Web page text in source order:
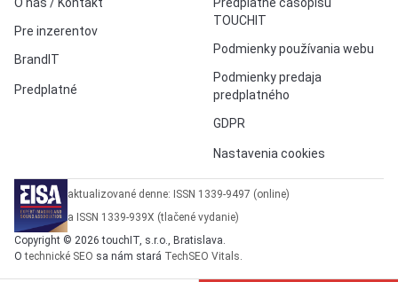
Pre inzerentov
BrandIT
Predplatné
TOUCHIT
Podmienky používania webu
Podmienky predaja
predplatného
GDPR
Nastavenia cookies
aktualizované denne: ISSN 1339-9497 (online)
a ISSN 1339-939X (tlačené vydanie)
Copyright © 2026 touchIT, s.r.o., Bratislava.
Otechnické SEO sa nám stará TechSEO Vitals.